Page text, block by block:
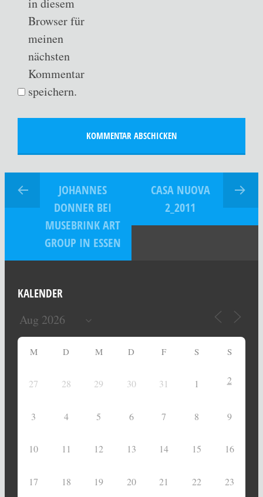
Browser für
meinen
nächsten
Kommentar
speichern.
JOHANNES
DONNER BEI
MUSEBRINK ART
GROUP IN ESSEN
CASA NUOVA
2_2011
KALENDER
M D M D F S S
27 28 29 30 31 1 2
3 4 5 6 7 8 9
10 11 12 13 14 15 16
17 18 19 20 21 22 23